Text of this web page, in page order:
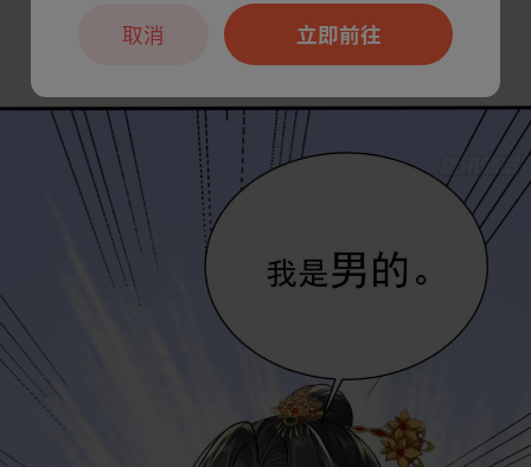
立即前往
取消